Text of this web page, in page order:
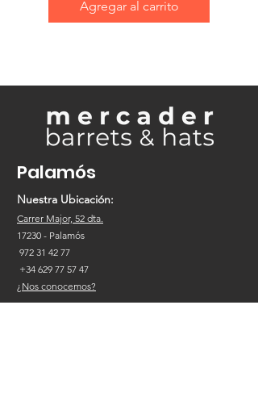
Agregar al carrito
Palamós
Nuestra Ubicación:
Carrer Major, 52 dta.
17230 - Palamós
972 31 42 77
+34 629 77 57 47
¿Nos conocemos?